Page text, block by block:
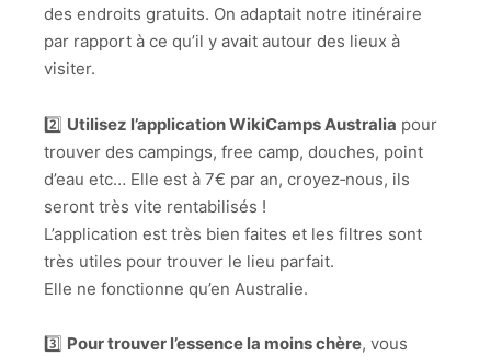
des endroits gratuits. On adaptait notre itinéraire
par rapport à ce qu’il y avait autour des lieux à
visiter.
2️⃣ Utilisez l’application WikiCamps Australia pour
trouver des campings, free camp, douches, point
d’eau etc… Elle est à 7€ par an, croyez‑nous, ils
seront très vite rentabilisés !
L’application est très bien faites et les filtres sont
très utiles pour trouver le lieu parfait.
Elle ne fonctionne qu’en Australie.
3️⃣ Pour trouver l’essence la moins chère, vous